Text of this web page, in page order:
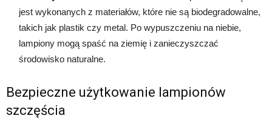
jest wykonanych z materiałów, które nie są biodegradowalne,
takich jak plastik czy metal. Po wypuszczeniu na niebie,
lampiony mogą spaść na ziemię i zanieczyszczać
środowisko naturalne.
Bezpieczne użytkowanie lampionów
szczęścia